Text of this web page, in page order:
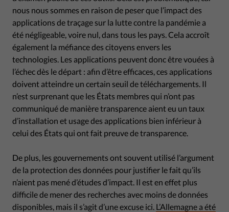
nous nous sommes en raison de peser que l’impact des
applications de traçage sur la lutte contre la pandémie a
été négligeable, voire nul, dans tous les pays. Cela accroît
également la méfiance des citoyens envers les
technologies. Les applications peuvent donc être vouées à
l’échec dès le départ : afin d’être efficaces, ces applications
doivent atteindre un certain seuil de téléchargements. Il
n’est surprenant que les États membres qui n’ont pas
communiqué de manière transparence aient eu un taux
d’installation et usage des applications bien inférieur à
celui des États qui ont fait preuve de transparence.
De plus, les gouvernements ont souvent utilisé l’argument
de la protection des données pour justifier le fait qu’ils
n’aient pas mené d’études d’impact. Il est en effet plus
difficile de mener des recherches avec moins de données
disponibles, mais il s’agit d’une excuse ici. L’Allemagne a été